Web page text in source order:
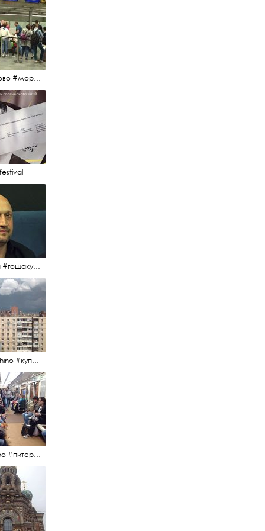
#пулково #море #песок #лето #морепесоксолнце #дваночи
#гоша #гошакуценко #oknofestival
#kupchino #купчиноспб
#метро #питерскоеметро #невскаялиния